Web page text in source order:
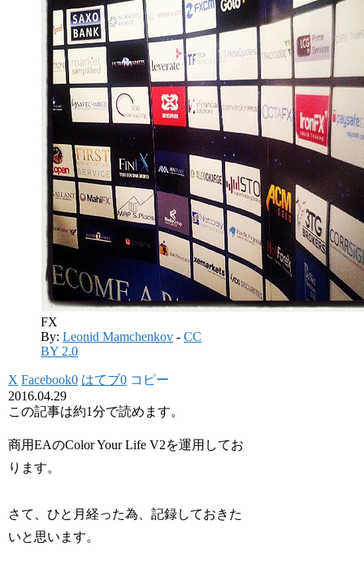
FX
By:Leonid Mamchenkov -CC
BY 2.0
X Facebook0 はてブ0 コピー
2016.04.29
この記事は約1分で読めます。
商用EAのColor Your Life V2を運用してお
ります。
さて、ひと月経った為、記録しておきた
いと思います。